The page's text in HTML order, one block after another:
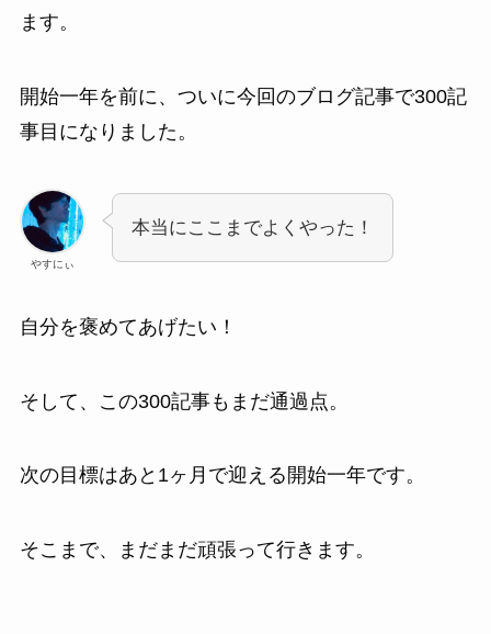
ます。
開始一年を前に、ついに今回のブログ記事で300記
事目になりました。
やすにぃ
本当にここまでよくやった！
自分を褒めてあげたい！
そして、この300記事もまだ通過点。
次の目標はあと1ヶ月で迎える開始一年です。
そこまで、まだまだ頑張って行きます。